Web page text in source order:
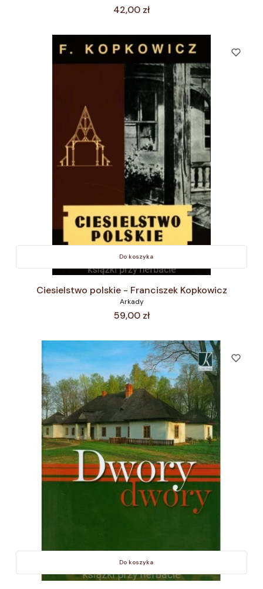
Cena
42,00 zł
Do koszyka
Ciesielstwo polskie - Franciszek Kopkowicz
Arkady
Cena
59,00 zł
Do koszyka